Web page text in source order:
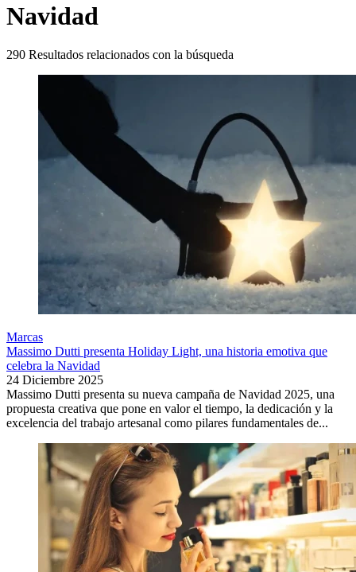
Navidad
290 Resultados relacionados con la búsqueda
Marcas
Massimo Dutti presenta Holiday Light, una historia emotiva que
celebra la Navidad
24 Diciembre 2025
Massimo Dutti presenta su nueva campaña de Navidad 2025, una
propuesta creativa que pone en valor el tiempo, la dedicación y la
excelencia del trabajo artesanal como pilares fundamentales de...